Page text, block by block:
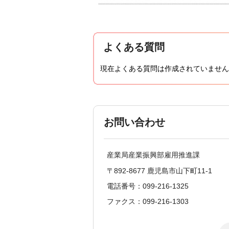
よくある質問
現在よくある質問は作成されていませ
お問い合わせ
産業局産業振興部雇用推進課
〒892-8677 鹿児島市山下町11-1
電話番号：099-216-1325
ファクス：099-216-1303